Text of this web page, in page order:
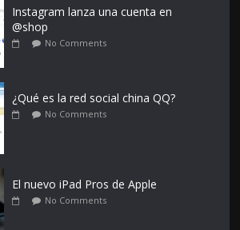
Instagram lanza una cuenta en
@shop
No Comments
¿Qué es la red social china QQ?
No Comments
El nuevo iPad Pros de Apple
No Comments